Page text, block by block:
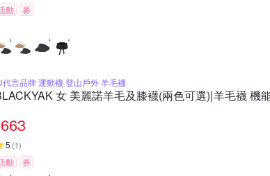
動 券
代言品牌 運動襪 登山戶外 羊毛襪
女 美麗諾羊毛及膝襪(兩色可選)|羊毛襪 機
663
5 (1)
動 券